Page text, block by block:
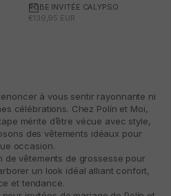
Choisissez des options
ROBE INVITÉE CALYPSO
PRIX PROMOTIONNEL
€139,95 EUR
à vous sentir rayonnante ni
célébrations. Chez Polín et Moi,
mérite d’être vécue avec style,
des vêtements idéaux pour
occasion.
de vêtements de grossesse pour
un look idéal alliant confort,
et tendance.